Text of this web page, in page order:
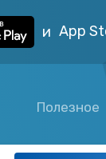
и App
Полезное